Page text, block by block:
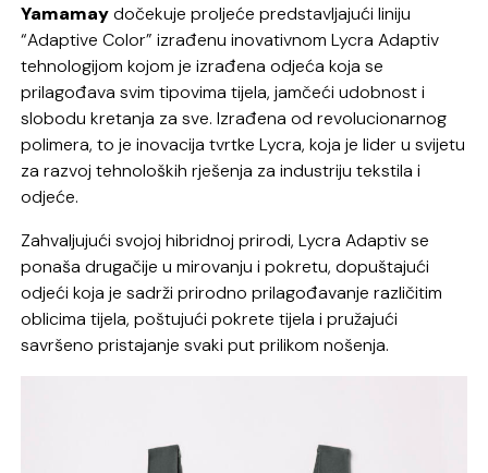
Yamamaydočekuje proljeće predstavljajući liniju
“Adaptive Color” izrađenu inovativnom Lycra Adaptiv
tehnologijom kojom je izrađena odjeća koja se
prilagođava svim tipovima tijela, jamčeći udobnost i
slobodu kretanja za sve. Izrađena od revolucionarnog
polimera, to je inovacija tvrtke Lycra, koja je lider u svijetu
za razvoj tehnoloških rješenja za industriju tekstila i
odjeće.
Zahvaljujući svojoj hibridnoj prirodi, Lycra Adaptiv se
ponaša drugačije u mirovanju i pokretu, dopuštajući
odjeći koja je sadrži prirodno prilagođavanje različitim
oblicima tijela, poštujući pokrete tijela i pružajući
savršeno pristajanje svaki put prilikom nošenja.